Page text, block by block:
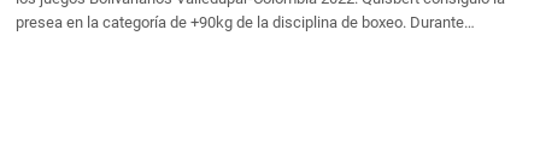
presea en la categoría de +90kg de la disciplina de boxeo. Durante…